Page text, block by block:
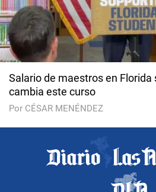
Salario de maestros en Florida
cambia este curso
Por CÉSAR MENÉNDEZ